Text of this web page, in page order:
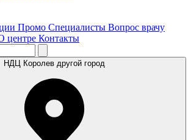
Промо Специалисты Вопрос врачу
центре Контакты
НДЦ Королев другой город